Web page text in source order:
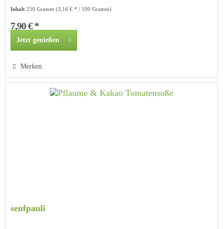
Inhalt250 Gramm(3,16 € * / 100 Gramm)
7,90 € *
Jetzt genießen
Merken
senfpauli